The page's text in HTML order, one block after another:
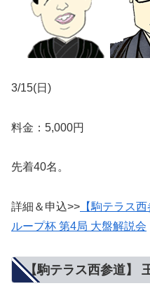
3/15(日)
料金：5,000円
先着40名。
詳細＆申込>> 【駒テラス
ループ杯 第4局 大盤解説会
【駒テラス西参道】